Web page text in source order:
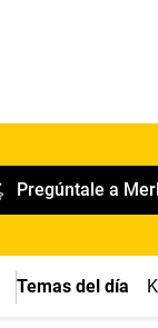
Pregúntale a
Temas del día